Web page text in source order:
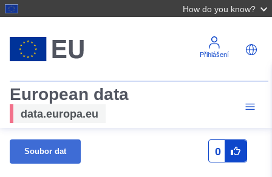
How do you know?
Přihlášení
European data
data.europa.eu
Soubor dat 0